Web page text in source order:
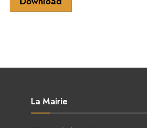
La Mairie